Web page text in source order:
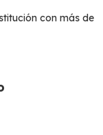
con más de